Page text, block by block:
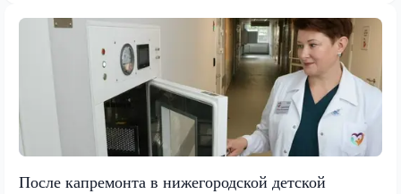
После капремонта в нижегородской детской